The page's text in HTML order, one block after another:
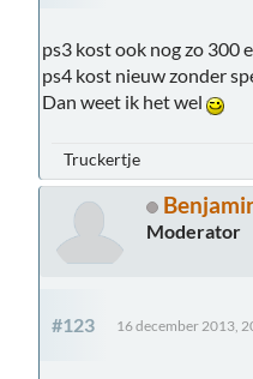
ps3 kost ook nog zo 300
ps4 kost nieuw zonder
Dan weet ik het wel
Truckertje
Moderator
#123 16 december 2013,